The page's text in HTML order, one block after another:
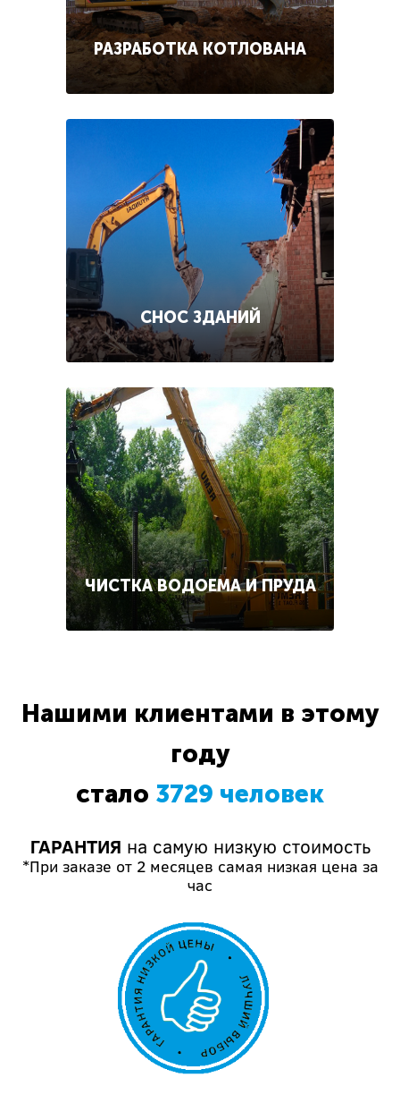
РАЗРАБОТКА КОТЛОВАНА
СНОС ЗДАНИЙ
ЧИСТКА ВОДОЕМА И ПРУДА
Нашими клиентами в этому
году
стало 3729 человек
ГАРАНТИЯ на самую низкую стоимость
*При заказе от 2 месяцев самая низкая цена за
час